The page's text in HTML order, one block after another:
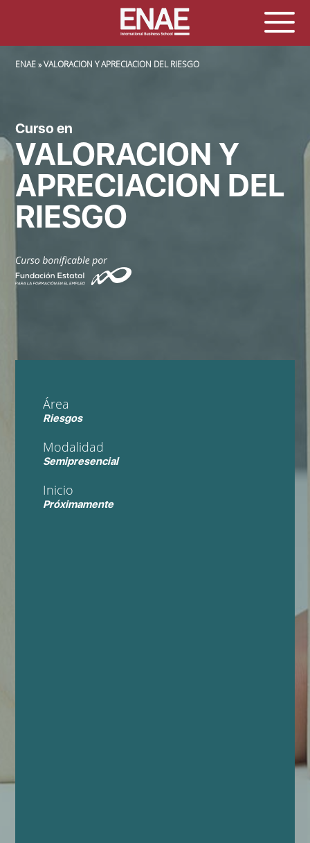
SOBRESCRIBIR ENLACES DE AYUDA A LA NAVEGACIÓN
ENAE VALORACION Y APRECIACION DEL RIESGO
Curso en
VALORACION Y
APRECIACION DEL
RIESGO
Área
Riesgos
Modalidad
Semipresencial
Inicio
Próximamente